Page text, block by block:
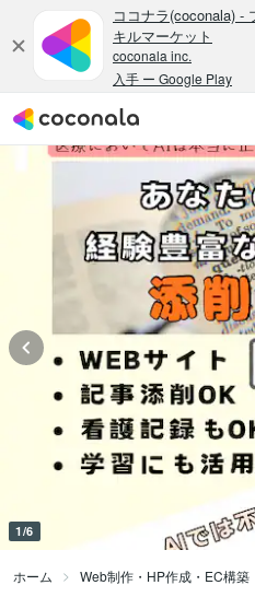
1/6
ホーム Web制作・HP作成・EC構築